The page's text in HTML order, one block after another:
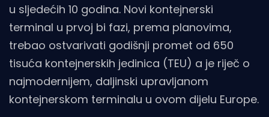
u sljedećih 10 godina. Novi kontejnerski
terminal u prvoj bi fazi, prema planovima,
trebao ostvarivati godišnji promet od 650
tisuća kontejnerskih jedinica (TEU) a je riječ o
najmodernijem, daljinski upravljanom
kontejnerskom terminalu u ovom dijelu Europe.